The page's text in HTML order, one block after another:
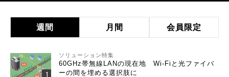
週間 月間 会員限定
ソリューション特集
60GHz帯無線LANの現在地 Wi-Fiと光ファイバ
ーの間を埋める選択肢に